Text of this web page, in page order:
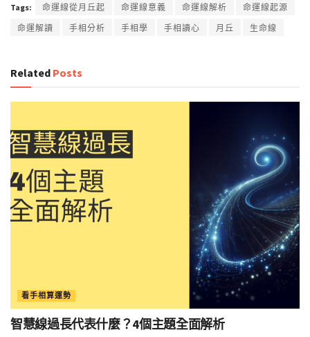
Tags: 命運線從月丘起 命運線意義 命運線解析
命運線起源
命運解讀
手相分析 手相學 手相讀心 月丘 生命線
Related Posts
看手相算運勢
智慧線過長代表什麼？4個主題全面解析